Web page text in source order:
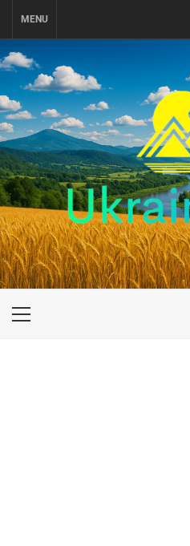
MENU
UKRAINE-IS
ПОДОРОЖI ПО УКРАЇНІ
Primary